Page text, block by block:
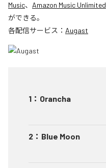
Music、 Amazon Music Unlimited
ができる。
各配信サービス： Augast
1 ： Orancha
2 ： Blue Moon